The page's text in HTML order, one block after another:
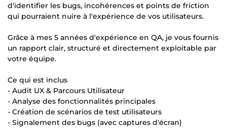
d'identifier les bugs, incohérences et points de friction
qui pourraient nuire à l'expérience de vos utilisateurs.
Grâce à mes 5 années d'expérience en QA, je vous fournis
un rapport clair, structuré et directement exploitable par
votre équipe.
Ce qui est inclus
- Audit UX & Parcours Utilisateur
- Analyse des fonctionnalités principales
- Création de scénarios de test utilisateurs
- Signalement des bugs (avec captures d'écran)